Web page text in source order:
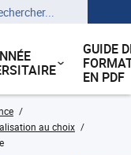
GUIDE
EN PDF
au choix